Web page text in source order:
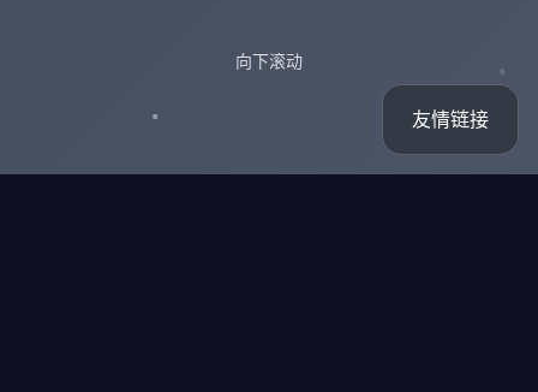
向下滚动
友情链接